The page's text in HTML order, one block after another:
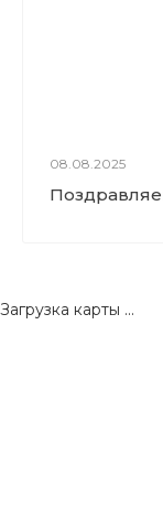
08.08.2025
Загрузка карты ...